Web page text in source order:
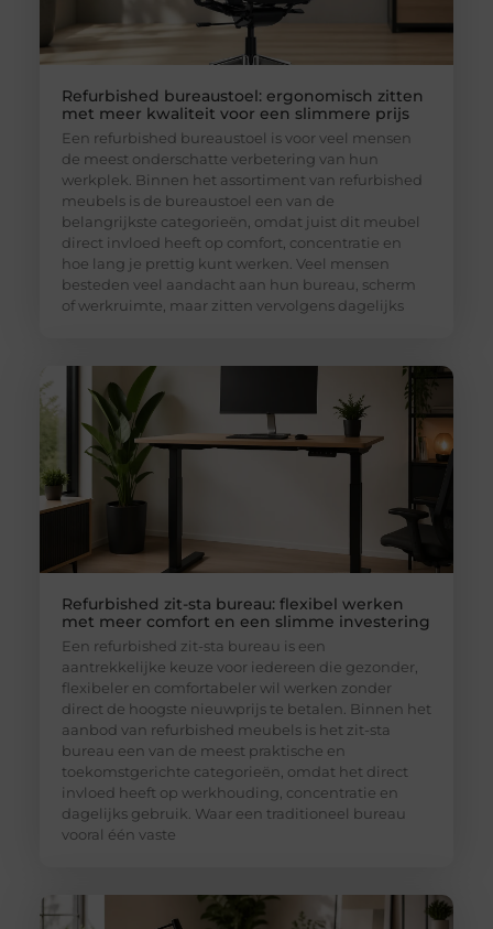
Refurbished bureaustoel: ergonomisch zitten
met meer kwaliteit voor een slimmere prijs
Een refurbished bureaustoel is voor veel mensen
de meest onderschatte verbetering van hun
werkplek. Binnen het assortiment van refurbished
meubels is de bureaustoel een van de
belangrijkste categorieën, omdat juist dit meubel
direct invloed heeft op comfort, concentratie en
hoe lang je prettig kunt werken. Veel mensen
besteden veel aandacht aan hun bureau, scherm
of werkruimte, maar zitten vervolgens dagelijks
Refurbished zit-sta bureau: flexibel werken
met meer comfort en een slimme investering
Een refurbished zit-sta bureau is een
aantrekkelijke keuze voor iedereen die gezonder,
flexibeler en comfortabeler wil werken zonder
direct de hoogste nieuwprijs te betalen. Binnen het
aanbod van refurbished meubels is het zit-sta
bureau een van de meest praktische en
toekomstgerichte categorieën, omdat het direct
invloed heeft op werkhouding, concentratie en
dagelijks gebruik. Waar een traditioneel bureau
vooral één vaste